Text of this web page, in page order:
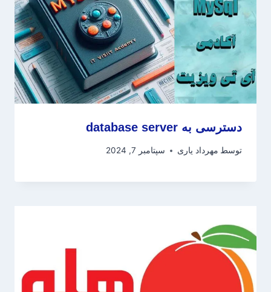
دسترسی به database server
توسط مهرداد یاری سپتامبر 7, 2024